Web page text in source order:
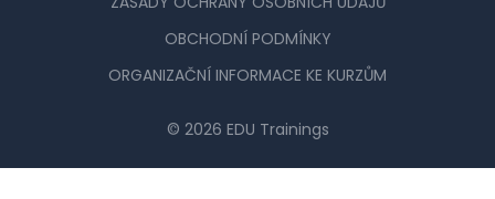
OBCHODNÍ PODMÍNKY
ORGANIZAČNÍ INFORMACE KE KURZŮM
© 2026 EDU Trainings